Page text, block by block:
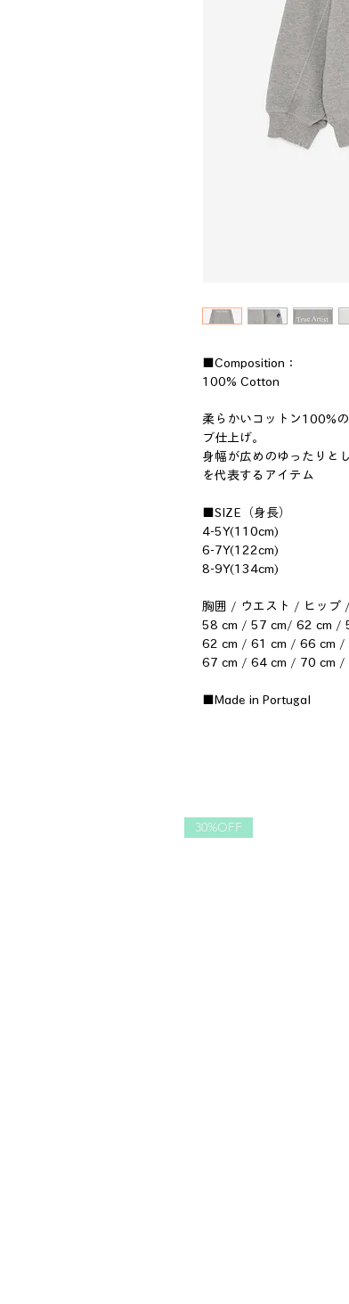
■Composition：
100% Cotton
柔らかいコットン100%
ブ仕上げ。
身幅が広めのゆったりと
を代表するアイテム
■SIZE（身長）
4-5Y(110cm)
6-7Y(122cm)
8-9Y(134cm)
胸囲 / ウエスト / ヒップ
58 cm / 57 cm/ 62 cm /
62 cm / 61 cm / 66 cm /
67 cm / 64 cm / 70 cm /
■Made in Portugal
30%OFF